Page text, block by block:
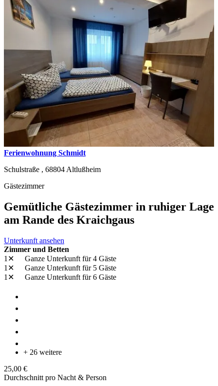
Ferienwohnung Schmidt
Schulstraße , 68804 Altlußheim
Gästezimmer
Gemütliche Gästezimmer in ruhiger Lage
am Rande des Kraichgaus
Unterkunft ansehen
Zimmer und Betten
1✕
Ganze Unterkunft für 4 Gäste
1✕
Ganze Unterkunft für 5 Gäste
1✕
Ganze Unterkunft für 6 Gäste
+ 26 weitere
25,00 €
Durchschnitt pro Nacht & Person